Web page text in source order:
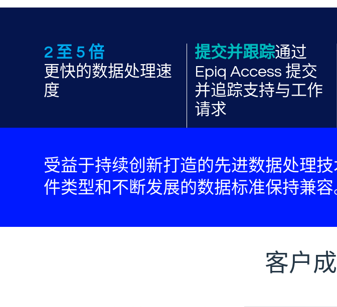
Processing performance
2 至 5 倍
更快的数据处理速
度
提交并跟踪通过
Epiq Access 提交
并追踪支持与工作
请求
受益于持续创新打造的先进数据处理
件类型和不断发展的数据标准保持兼容
客户